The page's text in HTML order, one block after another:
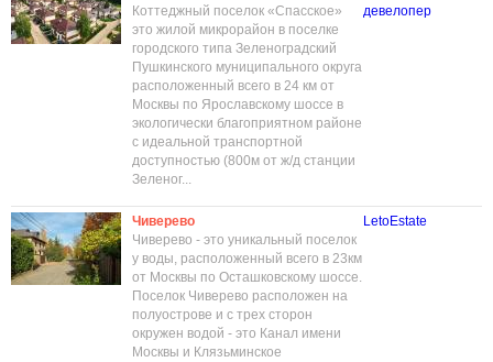
Коттеджный поселок «Спасское»
это жилой микрорайон в поселке
городского типа Зеленоградский
Пушкинского муниципального округа
расположенный всего в 24 км от
Москвы по Ярославскому шоссе в
экологически благоприятном районе
с идеальной транспортной
доступностью (800м от ж/д станции
Зеленог...
девелопер
Чиверево
Чиверево - это уникальный поселок
у воды, расположенный всего в 23км
от Москвы по Осташковскому шоссе.
Поселок Чиверево расположен на
полуострове и с трех сторон
окружен водой - это Канал имени
Москвы и Клязьминское
LetoEstate